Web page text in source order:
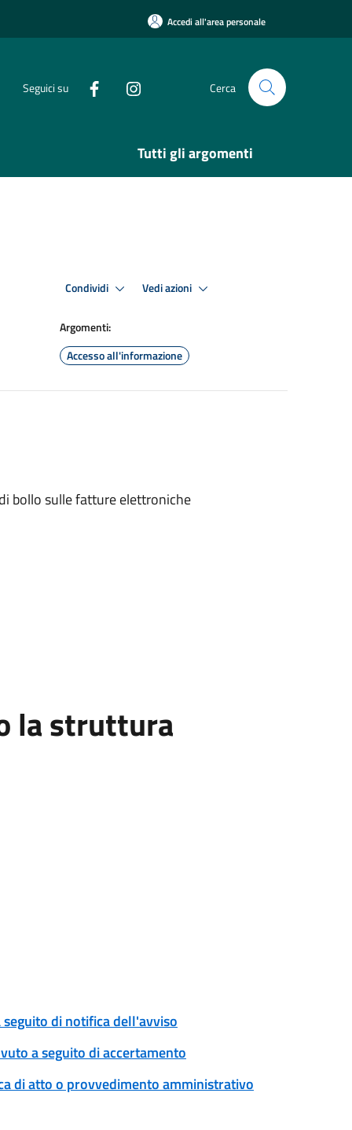
Accedi all'area personale
Seguici su Cerca
Tutti gli argomenti
Condividi Vedi azioni
Argomenti:
Accesso all'informazione
bollo sulle fatture elettroniche
la struttura
di notifica dell'avviso
a seguito di accertamento
di atto o provvedimento amministrativo